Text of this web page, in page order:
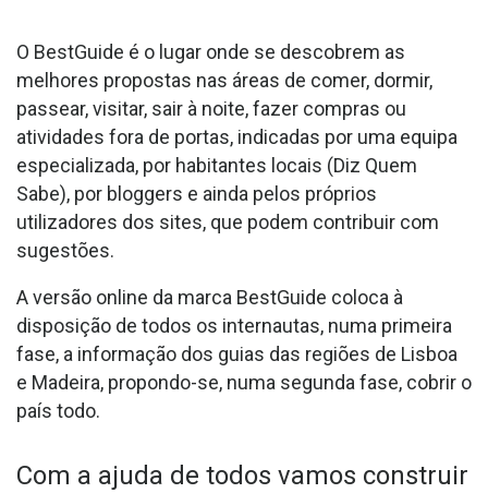
O BestGuide é o lugar onde se descobrem as
melhores propostas nas áreas de comer, dormir,
passear, visitar, sair à noite, fazer compras ou
atividades fora de portas, indicadas por uma equipa
especializada, por habitantes locais (Diz Quem
Sabe), por bloggers e ainda pelos próprios
utilizadores dos sites, que podem contribuir com
sugestões.
A versão online da marca BestGuide coloca à
disposição de todos os internautas, numa primeira
fase, a informação dos guias das regiões de Lisboa
e Madeira, propondo-se, numa segunda fase, cobrir o
país todo.
Com a ajuda de todos vamos construir